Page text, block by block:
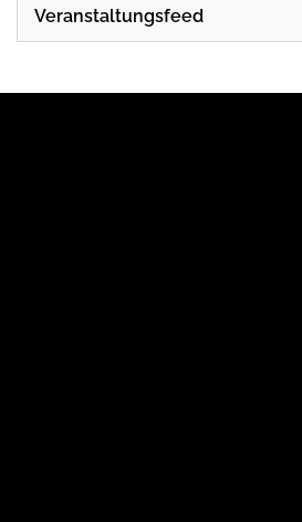
Veranstaltungsfeed